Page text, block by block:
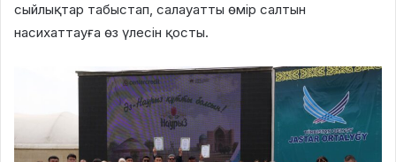
сыйлықтар табыстап, салауатты өмір салтын
насихаттауға өз үлесін қосты.